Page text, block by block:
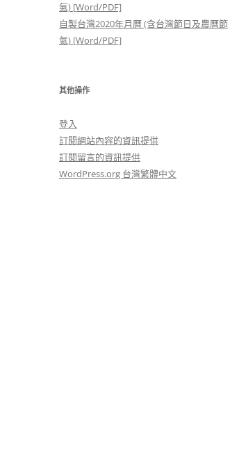
氣) [Word/PDF]
自製台灣2020年月曆 (含台灣節日及農曆節
氣) [Word/PDF]
其他操作
登入
訂閱網站內容的資訊提供
訂閱留言的資訊提供
WordPress.org 台灣繁體中文